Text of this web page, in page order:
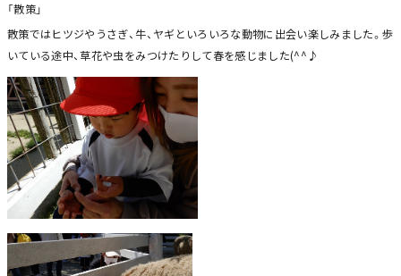
「散策」
散策ではヒツジやうさぎ、牛、ヤギといろいろな動物に出会い楽しみました。歩
いている途中、草花や虫をみつけたりして春を感じました(^^♪